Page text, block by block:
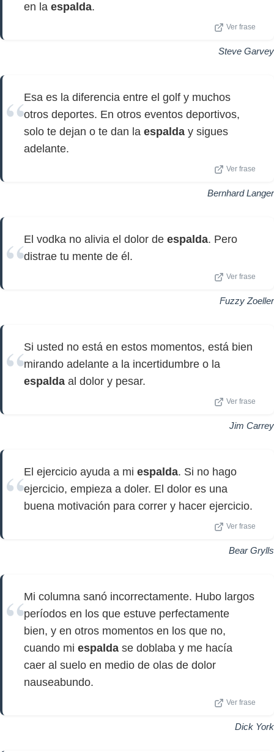
en la espalda.
Ver frase
Steve Garvey
Esa es la diferencia entre el golf y muchos
otros deportes. En otros eventos deportivos,
solo te dejan o te dan la espalda y sigues
adelante.
Ver frase
Bernhard Langer
El vodka no alivia el dolor de espalda. Pero
distrae tu mente de él.
Ver frase
Fuzzy Zoeller
Si usted no está en estos momentos, está bien
mirando adelante a la incertidumbre o la
espalda al dolor y pesar.
Ver frase
Jim Carrey
El ejercicio ayuda a mi espalda. Si no hago
ejercicio, empieza a doler. El dolor es una
buena motivación para correr y hacer ejercicio.
Ver frase
Bear Grylls
Mi columna sanó incorrectamente. Hubo largos
períodos en los que estuve perfectamente
bien, y en otros momentos en los que no,
cuando mi espalda se doblaba y me hacía
caer al suelo en medio de olas de dolor
nauseabundo.
Ver frase
Dick York